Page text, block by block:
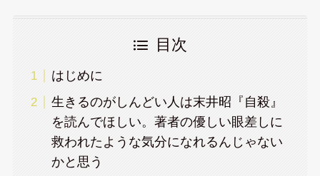
目次
はじめに
生きるのがしんどい人は末井昭『自殺』
を読んでほしい。著者の優しい眼差しに
救われたような気分になれるんじゃない
かと思う